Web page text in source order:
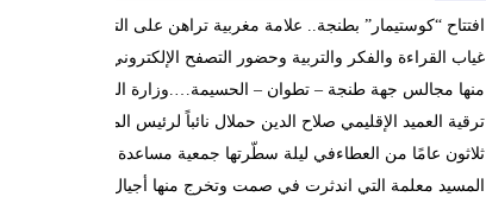
افتتاح “كوستيمار” بطنجة.. علامة مغربية تراهن على التوسع وتؤكد
غياب القراءة والفكر والتربية وحضور التصفح الإلكتروني للتفاهة والبلادة
منها مجالس جهة طنجة – تطوان – الحسيمة….وزارة الداخلية تعيد
ترقية العميد الإقليمي صلاح الدين حملال نائباً لرئيس المنطقة الأمنية
ثلاثون عامًا من العطاءفي ليلة سطّرتها جمعية مساعدة أيتام وأرامل
المسيد معلمة التي اندثرت في صمت وتخرج منها أجيال من أبناء مدينة